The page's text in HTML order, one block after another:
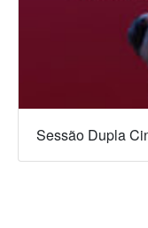
Sessão Dupla